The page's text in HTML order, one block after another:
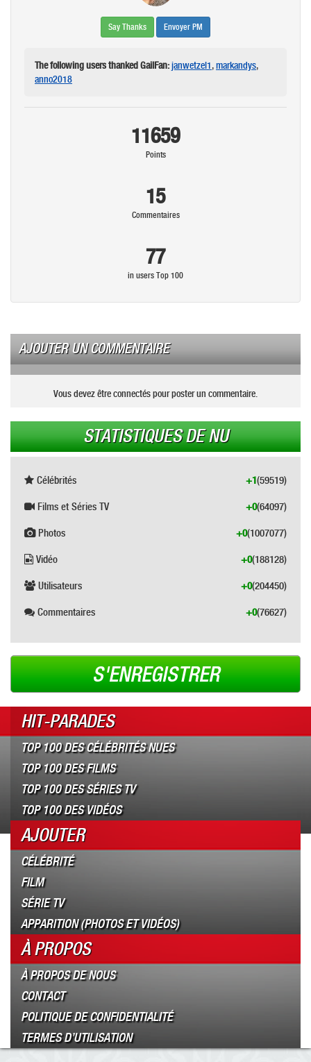
Say Thanks Envoyer PM
The following users thanked GailFan:janwetzel1,markandys,
anno2018
11659
Points
15
Commentaires
77
in users Top 100
AJOUTER UN COMMENTAIRE
Vous devez être connectés pour poster un commentaire.
STATISTIQUES DE NU
Célébrités (59519)
+1
Films et Séries TV (64097)
+0
Photos (1007077)
+0
Vidéo (188128)
+0
Utilisateurs (204450)
+0
Commentaires (76627)
+0
S'ENREGISTRER
HIT-PARADES
TOP 100 DES CÉLÉBRITÉS NUES
TOP 100 DES FILMS
TOP 100 DES SÉRIES TV
TOP 100 DES VIDÉOS
AJOUTER
CÉLÉBRITÉ
FILM
SÉRIE TV
APPARITION (PHOTOS ET VIDÉOS)
À PROPOS
À PROPOS DE NOUS
CONTACT
POLITIQUE DE CONFIDENTIALITÉ
TERMES D’UTILISATION